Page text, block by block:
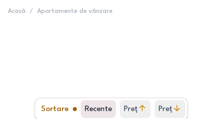
Acasă / Apartamente de vânzare
Sortare Recente Preț
crescător
Preț
descrescător